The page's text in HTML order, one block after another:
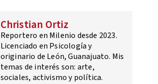
Christian Ortiz
Reportero en Milenio desde 2023.
Licenciado en Psicología y
originario de León, Guanajuato. Mis
temas de interés son: arte,
sociales, activismo y política.